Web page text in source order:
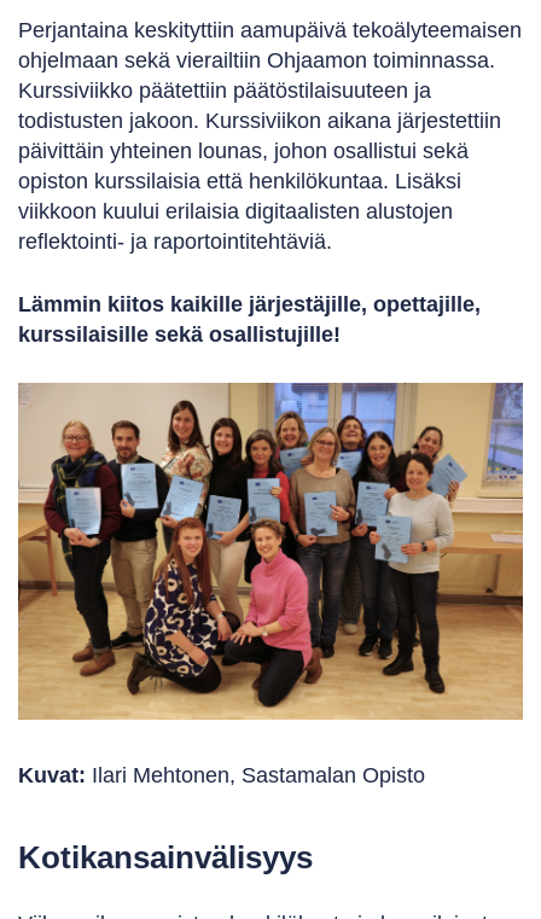
Perjantaina keskityttiin aamupäivä tekoälyteemaisen
ohjelmaan sekä vierailtiin Ohjaamon toiminnassa.
Kurssiviikko päätettiin päätöstilaisuuteen ja
todistusten jakoon. Kurssiviikon aikana järjestettiin
päivittäin yhteinen lounas, johon osallistui sekä
opiston kurssilaisia että henkilökuntaa. Lisäksi
viikkoon kuului erilaisia digitaalisten alustojen
reflektointi- ja raportointitehtäviä.
Lämmin kiitos kaikille järjestäjille, opettajille,
kurssilaisille sekä osallistujille!
Kuvat: Ilari Mehtonen, Sastamalan Opisto
Kotikansainvälisyys